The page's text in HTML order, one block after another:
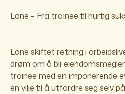
Lone – Fra trainee til hurtig
Lone skiftet retning i
drøm om å bli
trainee med en imponerende
en vilje til å utfordre seg selv